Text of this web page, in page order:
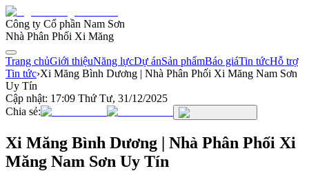
Công ty Cổ phần Nam Sơn
Nhà Phân Phối Xi Măng
Trang chủGiới thiệuNăng lựcDự ánSản phẩmBáo giáTin tứcHỗ trợ
Tin tức›Xi Măng Bình Dương | Nhà Phân Phối Xi Măng Nam Sơn
Uy Tín
Cập nhật: 17:09 Thứ Tư, 31/12/2025
Chia sẻ:
Xi Măng Bình Dương | Nhà Phân Phối Xi
Măng Nam Sơn Uy Tín